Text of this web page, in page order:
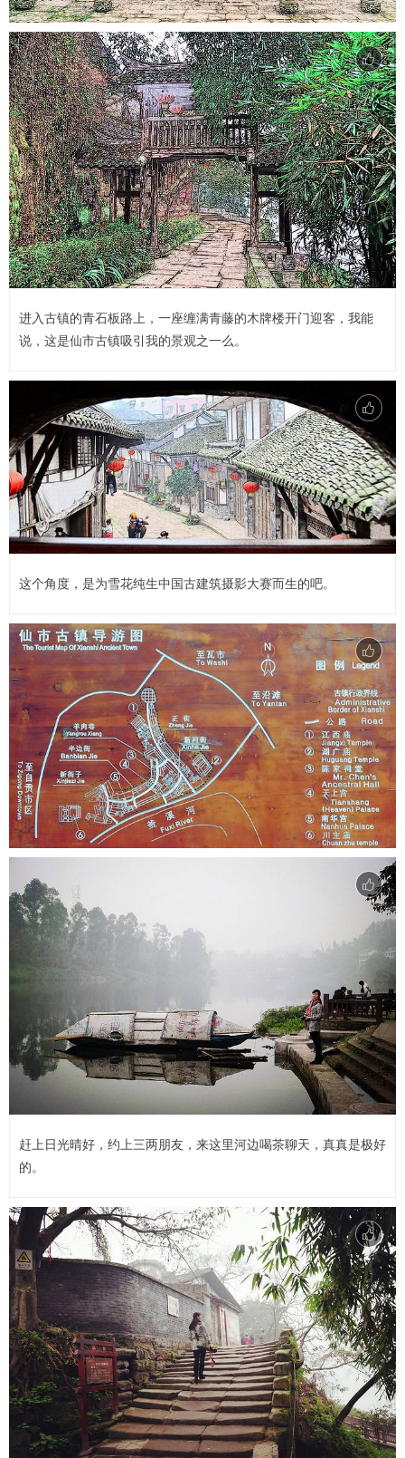
进入古镇的青石板路上，一座缠满青藤的木牌楼开门迎客，我能
说，这是仙市古镇吸引我的景观之一么。
这个角度，是为雪花纯生中国古建筑摄影大赛而生的吧。
赶上日光晴好，约上三两朋友，来这里河边喝茶聊天，真真是极好
的。